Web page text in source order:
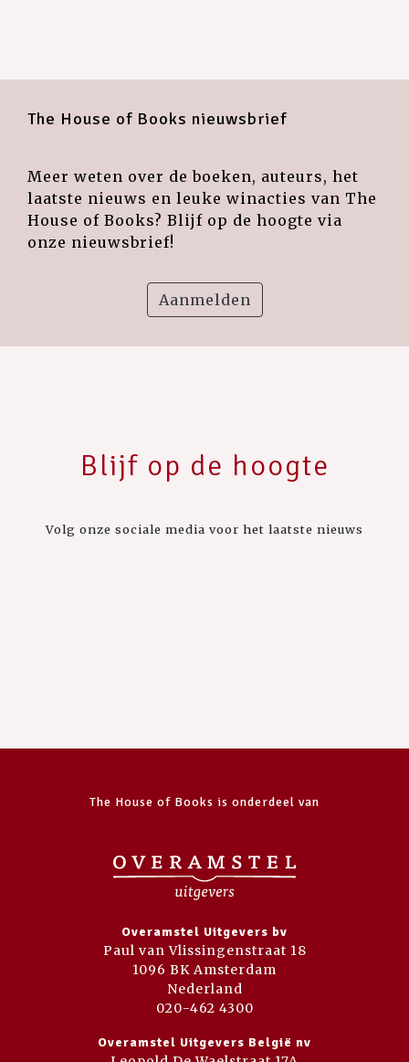
The House of Books nieuwsbrief
Meer weten over de boeken, auteurs, het
laatste nieuws en leuke winacties van The
House of Books? Blijf op de hoogte via
onze nieuwsbrief!
Aanmelden
Blijf op de hoogte
Volg onze sociale media voor het laatste nieuws
The House of Books is onderdeel van
Overamstel Uitgevers bv
Paul van Vlissingenstraat 18
1096 BK Amsterdam
Nederland
020-462 4300
Overamstel Uitgevers België nv